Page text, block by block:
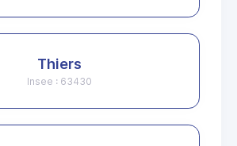
Thiers
Insee : 63430